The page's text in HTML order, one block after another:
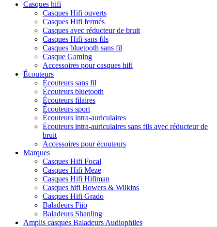
Casques hifi
Casques Hifi ouverts
Casques Hifi fermés
Casques avec réducteur de bruit
Casques Hifi sans fils
Casques bluetooth sans fil
Casque Gaming
Accessoires pour casques hifi
Écouteurs
Écouteurs sans fil
Écouteurs bluetooth
Écouteurs filaires
Écouteurs sport
Écouteurs intra-auriculaires
Écouteurs intra-auriculaires sans fils avec réducteur de
bruit
Accessoires pour écouteurs
Marques
Casques Hifi Focal
Casques Hifi Meze
Casques Hifi Hifiman
Casques hifi Bowers & Wilkins
Casques Hifi Grado
Baladeurs Fiio
Baladeurs Shanling
Amplis casques Baladeurs Audiophiles